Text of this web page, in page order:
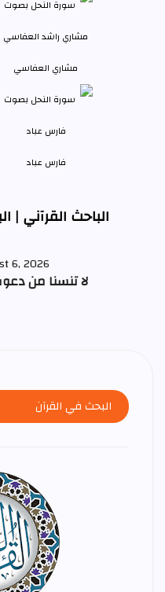
مشاري العفاسي
فارس عباد
الباحث القرآني |
6, 2026
لا تنسنا من